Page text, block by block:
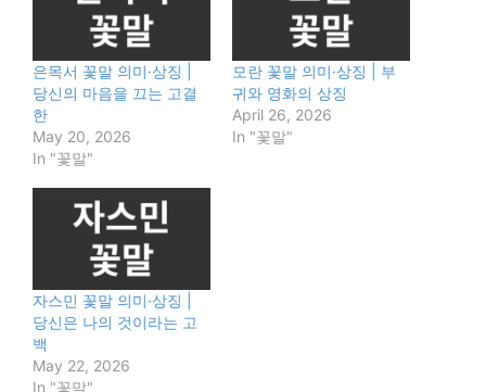
은목서 꽃말 의미·상징 |
당신의 마음을 끄는 고결
한
May 20, 2026
In "꽃말"
모란 꽃말 의미·상징 | 부
귀와 영화의 상징
April 26, 2026
In "꽃말"
자스민 꽃말 의미·상징 |
당신은 나의 것이라는 고
백
May 22, 2026
In "꽃말"